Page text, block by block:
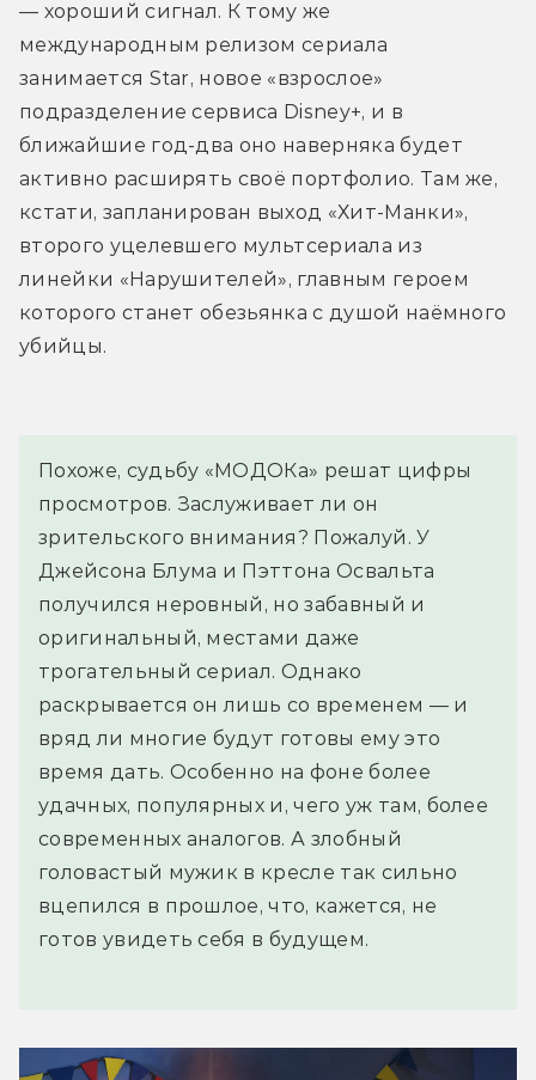
— хороший сигнал. К тому же
международным релизом сериала
занимается Star, новое «взрослое»
подразделение сервиса Disney+, и в
ближайшие год-два оно наверняка будет
активно расширять своё портфолио. Там же,
кстати, запланирован выход «Хит-Манки»,
второго уцелевшего мультсериала из
линейки «Нарушителей», главным героем
которого станет обезьянка с душой наёмного
убийцы.
Похоже, судьбу «МОДОКа» решат цифры
просмотров. Заслуживает ли он
зрительского внимания? Пожалуй. У
Джейсона Блума и Пэттона Освальта
получился неровный, но забавный и
оригинальный, местами даже
трогательный сериал. Однако
раскрывается он лишь со временем — и
вряд ли многие будут готовы ему это
время дать. Особенно на фоне более
удачных, популярных и, чего уж там, более
современных аналогов. А злобный
головастый мужик в кресле так сильно
вцепился в прошлое, что, кажется, не
готов увидеть себя в будущем.